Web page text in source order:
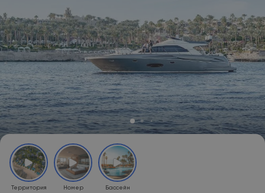
Территория Номер Бассейн